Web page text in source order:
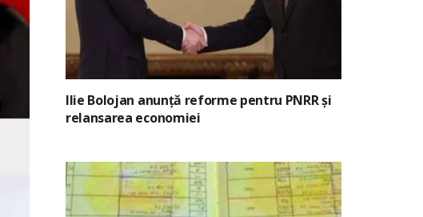
Ilie Bolojan anunță reforme pentru PNRR și
relansarea economiei